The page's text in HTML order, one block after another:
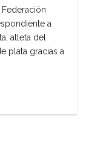
a
atleta del
plata gracias a